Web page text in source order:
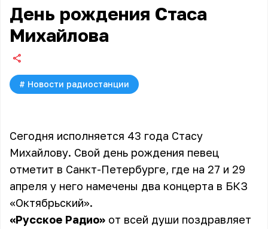
День рождения Стаса
Михайлова
# Новости радиостанции
Сегодня исполняется 43 года Стасу
Михайлову. Свой день рождения певец
отметит в Санкт-Петербурге, где на 27 и 29
апреля у него намечены два концерта в БКЗ
«Октябрьский».
«Русское Радио» от всей души поздравляет